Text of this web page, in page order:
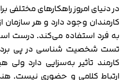
در دنیای امروز راهکارهای
کارمندان وجود دارد و هر
به فرد استفاده می‌کند. درست
تست شخصیت شناسی در پی
کارمند تأثیر به‌سزایی دارد ولی
ارتباط کلامی و حضوری نیست.